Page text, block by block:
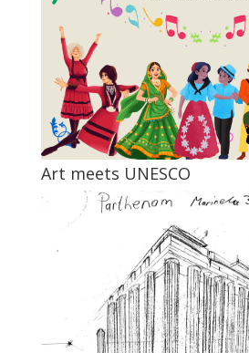
Art meets UNESCO